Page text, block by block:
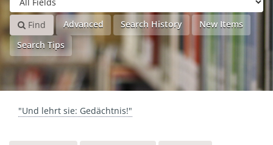
Find Advanced Search History
New Items
Search Tips
"Und lehrt sie: Gedächtnis!"